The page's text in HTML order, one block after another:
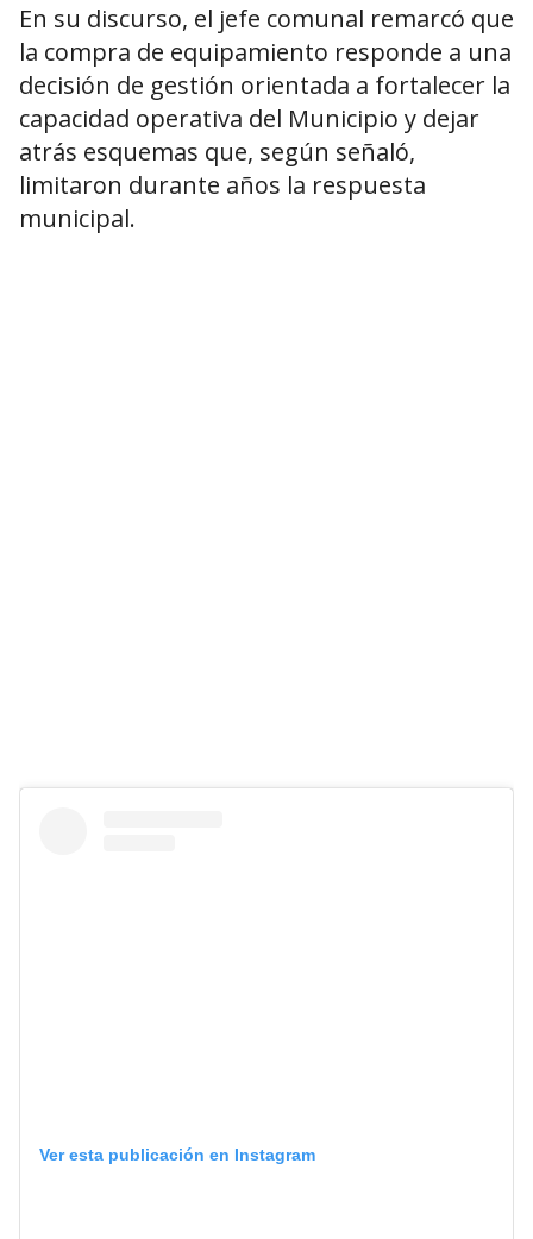
En su discurso, el jefe comunal remarcó que
la compra de equipamiento responde a una
decisión de gestión orientada a fortalecer la
capacidad operativa del Municipio y dejar
atrás esquemas que, según señaló,
limitaron durante años la respuesta
municipal.
Ver esta publicación en Instagram